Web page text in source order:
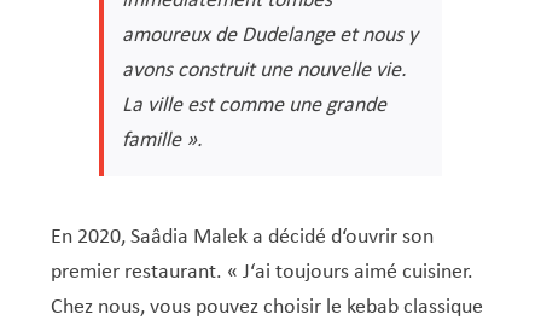
amoureux de Dudelange et nous y
avons construit une nouvelle vie.
La ville est comme une grande
famille ».
En 2020, Saâdia Malek a décidé d‘ouvrir son
premier restaurant. « J‘ai toujours aimé cuisiner.
Chez nous, vous pouvez choisir le kebab classique